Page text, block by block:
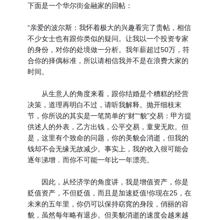
下面是一个华尔街金融家的回帖：
“亲爱的波尔斯：我怀着极大的兴趣看完了贵帖，相信
不少女士也有跟你类似的疑问。让我以一个投资专家
的身份，对你的处境做一分析。我年薪超过50万，符
合你的择偶标准，所以请相信我并不是在浪费大家的
时间。
从生意人的角度来看，跟你结婚是个糟糕的经营
决策，道理再明白不过，请听我解释。抛开细枝末
节，你所说的其实是一笔简单的“财”“貌”交易：甲方提
供述人的外表，乙方出钱，公平交易，童叟无欺。但
是，这里有个致命的问题，你的美貌会消逝，但我的
钱却不会无缘无故减少。事实上，我的收入很可能会
逐年涕增．而你不可能一年比一年漂亮。
因此，从经济学的角度讲，我是增值资产，你是
贬值资产，不但贬值，而且是加速贬值!你现在25，在
未来的五年里，你仍可以保持窈窕的身段，俏丽的容
貌，虽然每年略有退步。但美貌消逝的速度会越来越